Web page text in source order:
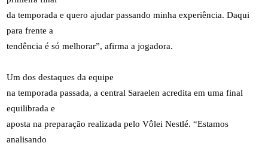
da temporada e quero ajudar passando minha experiência. Daqui
para frente a
tendência é só melhorar”, afirma a jogadora.
Um dos destaques da equipe
na temporada passada, a central Saraelen acredita em uma final
equilibrada e
aposta na preparação realizada pelo Vôlei Nestlé. “Estamos
analisando